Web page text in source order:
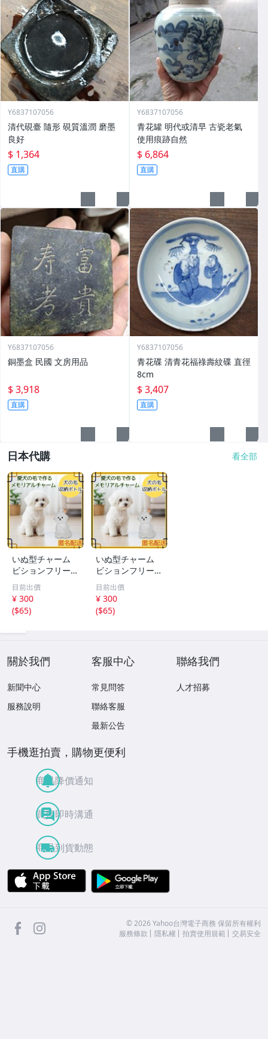
Y6837107056
清代硯臺 隨形 硯質溫潤 磨墨
良好
$ 1,364
直購
Y6837107056
青花罐 明代或清早 古瓷老氣
使用痕跡自然
$ 6,864
直購
Y6837107056
銅墨盒 民國 文房用品
$ 3,918
直購
Y6837107056
青花碟 清青花福祿壽紋碟 直徑
8cm
$ 3,407
直購
日本代購 看全部
いぬ型チャーム
ビションフリーゼ
アクセサリー キ
ーホルダー ペア
思い出
目前出價
¥ 300
($65)
いぬ型チャーム
ビションフリーゼ
アクセサリー キ
ーホルダー ペア
思い出
目前出價
¥ 300
($65)
關於我們
新聞中心
服務說明
客服中心
常見問答
聯絡客服
最新公告
聯絡我們
人才招募
手機逛拍賣，購物更便利
商品降價通知
買賣即時溝通
商品到貨動態
APP Store
facebook ©2026 Yahoo台灣電子商務 保留所有權利
服務條款
隱私權 拍賣使用規範 交易安全